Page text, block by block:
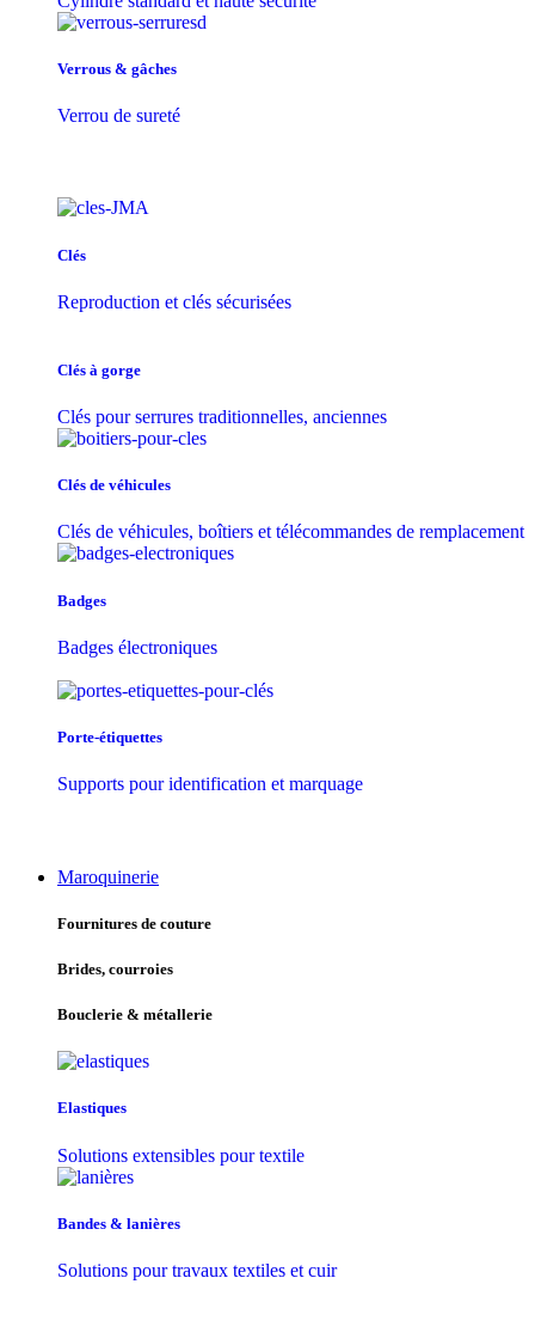
Verrous & gâches
Verrou de sureté
Clés
Reproduction et clés sécurisées
Clés à gorge
Clés pour serrures traditionnelles, anciennes
Clés de véhicules
Clés de véhicules, boîtiers et télécommandes de remplacement
Badges
Badges électroniques
Porte-étiquettes
Supports pour identification et marquage
Maroquinerie
Fournitures de couture
Brides, courroies
Bouclerie & métallerie
Elastiques
Solutions extensibles pour textile
Bandes & lanières
Solutions pour travaux textiles et cuir